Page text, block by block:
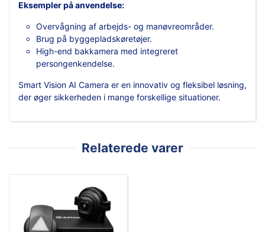
Eksempler på anvendelse:
Overvågning af arbejds- og manøvreområder.
Brug på byggepladskøretøjer.
High-end bakkamera med integreret
persongenkendelse.
Smart Vision AI Camera er en innovativ og fleksibel løsning,
der øger sikkerheden i mange forskellige situationer.
Relaterede varer